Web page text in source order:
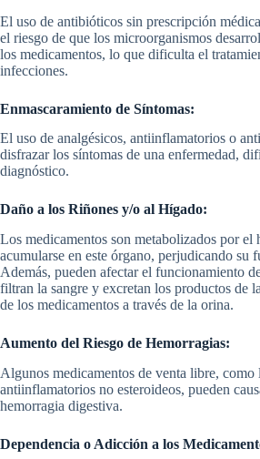
El uso de antibióticos sin prescripción
el riesgo de que los microorganismos
los medicamentos, lo que dificulta el
infecciones.
Enmascaramiento de Síntomas:
El uso de analgésicos, antiinflamatorios o
disfrazar los síntomas de una enfermedad,
diagnóstico.
Daño a los Riñones y/o al Hígado:
Los medicamentos son metabolizados por el
acumularse en este órgano, perjudicando su
Además, pueden afectar el funcionamiento
filtran la sangre y excretan los productos de
de los medicamentos a través de la orina.
Aumento del Riesgo de Hemorragias:
Algunos medicamentos de venta libre, como
antiinflamatorios no esteroideos, pueden
hemorragia digestiva.
Dependencia o Adicción a los